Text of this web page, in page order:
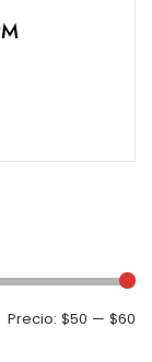
Precio: $50 — $60